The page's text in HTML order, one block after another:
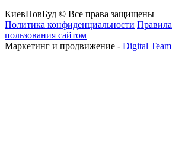
КиевНовБуд © Все права защищены
Политика конфиденциальности Правила
пользования сайтом
Маркетинг и продвижение - Digital Team